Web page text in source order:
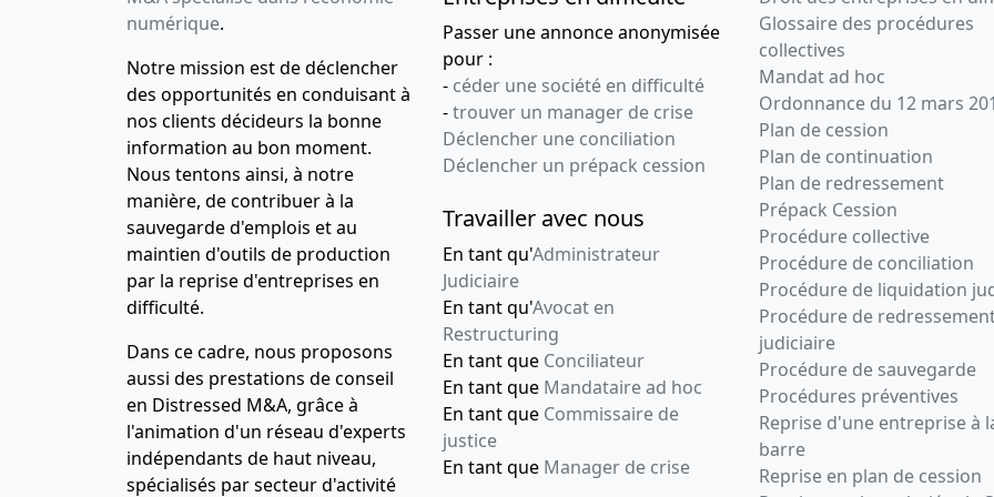
enregistrée, certifié conforme par le
représentant légal
30-11--0001
Copie des statuts mis à jour
30-11--0001
PV ayant décidé et constaté la modification
enregistrée, certifié conforme par le
numérique.
Notre mission est de déclencher
des opportunités en conduisant à
nos clients décideurs la bonne
information au bon moment.
Nous tentons ainsi, à notre
manière, de contribuer à la
sauvegarde d'emplois et au
maintien d'outils de production
par la reprise d'entreprises en
difficulté.
Dans ce cadre, nous proposons
aussi des prestations de conseil
en Distressed M&A, grâce à
l'animation d'un réseau d'experts
indépendants de haut niveau,
spécialisés par secteur d'activité
Passer une annonce anonymisée
pour :
- céder une société en difficulté
-trouver un manager de crise
Déclencher une conciliation
Déclencher un prépack cession
Travailler avec nous
En tant qu'Administrateur
Judiciaire
En tant qu'Avocat en
Restructuring
En tant que Conciliateur
En tant que Mandataire ad hoc
En tant que Commissaire de
justice
En tant que Manager de crise
Glossaire des procédures
collectives
Mandat ad hoc
Ordonnance du 12 mars
Plan de cession
Plan de continuation
Plan de redressement
Prépack Cession
Procédure collective
Procédure de conciliation
Procédure de liquidation
Procédure de
judiciaire
Procédure de sauvegarde
Procédures préventives
Reprise d'une entreprise à
barre
Reprise en plan de cession